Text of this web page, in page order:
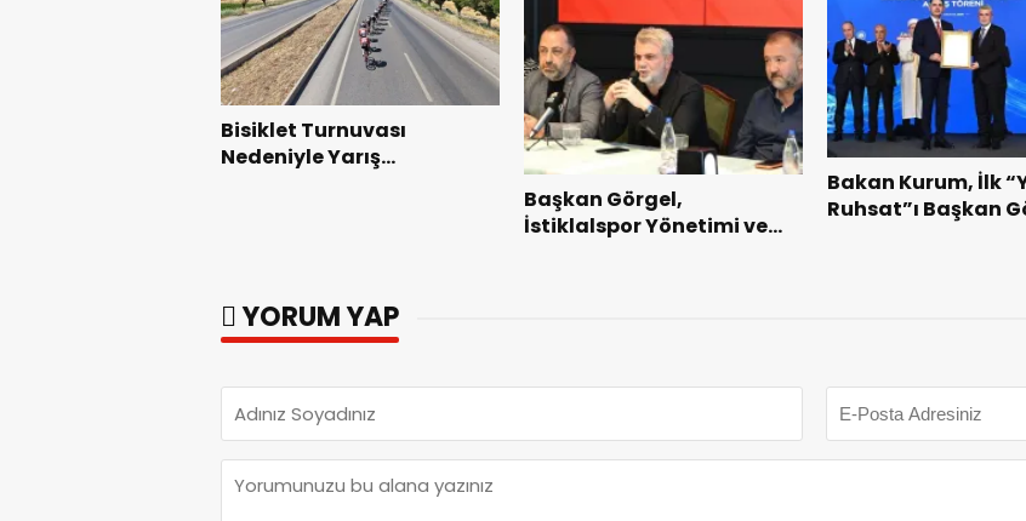
Bisiklet Turnuvası
Nedeniyle Yarış
Başkan Görgel,
İstiklalspor Yönetimi ve
Bakan Kurum, İlk
Ruhsat”ı Başkan
YORUM YAP